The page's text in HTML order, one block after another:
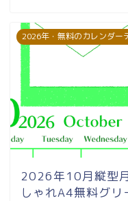
2026年・無料のカレンダー
2026年10月縦型
しゃれA4無料グ